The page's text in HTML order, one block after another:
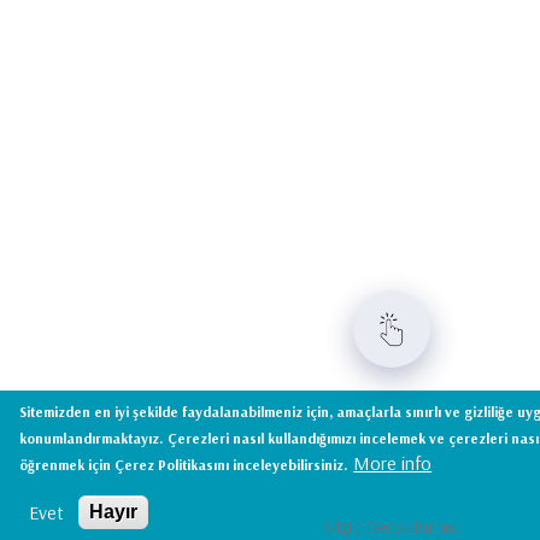
Bilgi / Destek Butonu
Sitemizden en iyi şekilde faydalanabilmeniz için, amaçlarla sınırlı ve gizliliğe
konumlandırmaktayız. Çerezleri nasıl kullandığımızı incelemek ve çerezleri
öğrenmek için Çerez Politikasını inceleyebilirsiniz. More info
Evet Hayır